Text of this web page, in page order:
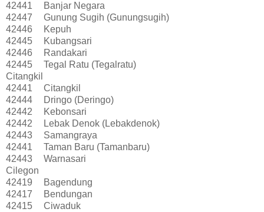
42441
Banjar Negara
42447
Gunung Sugih (Gunungsugih)
42446
Kepuh
42445
Kubangsari
42446
Randakari
42445
Tegal Ratu (Tegalratu)
Citangkil
42441
Citangkil
42444
Dringo (Deringo)
42442
Kebonsari
42442
Lebak Denok (Lebakdenok)
42443
Samangraya
42441
Taman Baru (Tamanbaru)
42443
Warnasari
Cilegon
42419
Bagendung
42417
Bendungan
42415
Ciwaduk